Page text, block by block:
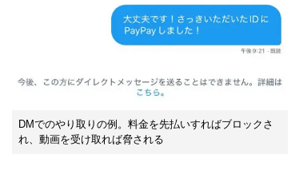
DMでのやり取りの例。料金を先払いすればブロックさ
れ、動画を受け取れば脅される